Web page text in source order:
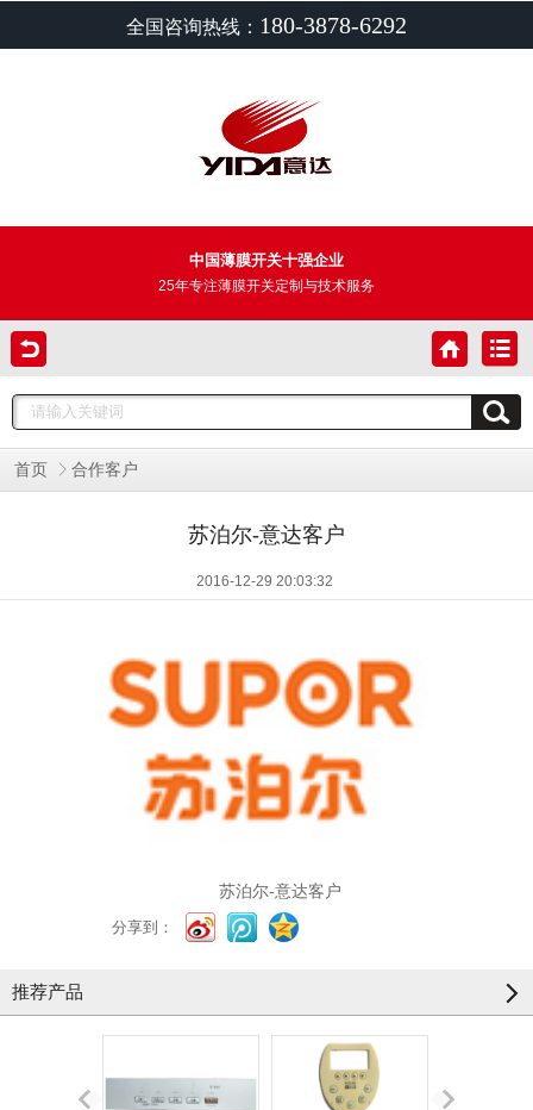
全国咨询热线： 180-3878-6292
中国薄膜开关十强企业
25年专注薄膜开关定制与技术服务
首页 合作客户
苏泊尔-意达客户
2016-12-29 20:03:32
苏泊尔-意达客户
分享到：
推荐产品